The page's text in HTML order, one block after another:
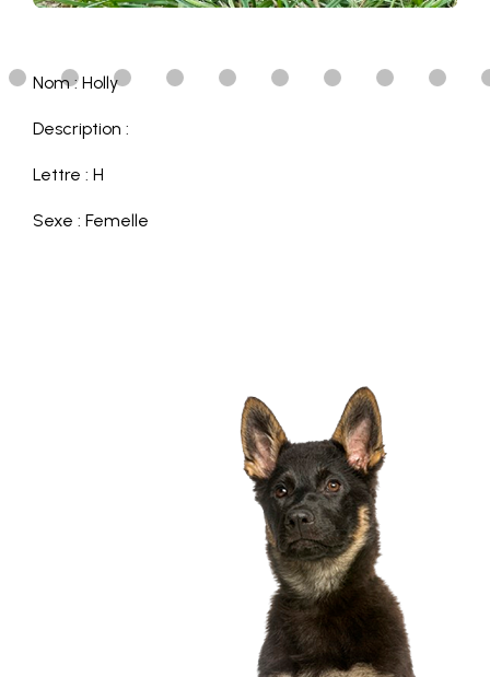
Nom : Holly
Description :
Lettre : H
Sexe : Femelle